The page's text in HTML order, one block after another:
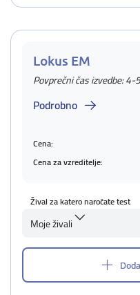
Lokus EM
Povprečni čas izvedbe: 4-
Podrobno
Cena:
Cena za vzreditelje:
Žival za katero naročate test
Moje živali